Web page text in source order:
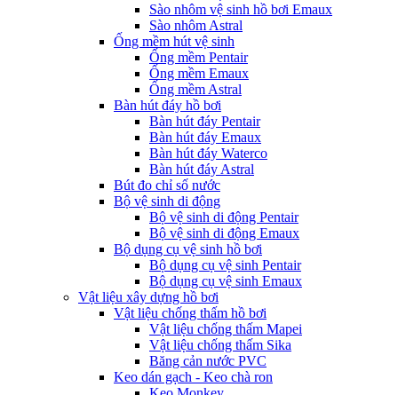
Sào nhôm vệ sinh hồ bơi Emaux
Sào nhôm Astral
Ống mềm hút vệ sinh
Ống mềm Pentair
Ống mềm Emaux
Ống mềm Astral
Bàn hút đáy hồ bơi
Bàn hút đáy Pentair
Bàn hút đáy Emaux
Bàn hút đáy Waterco
Bàn hút đáy Astral
Bút đo chỉ số nước
Bộ vệ sinh di động
Bộ vệ sinh di động Pentair
Bộ vệ sinh di động Emaux
Bộ dụng cụ vệ sinh hồ bơi
Bộ dụng cụ vệ sinh Pentair
Bộ dụng cụ vệ sinh Emaux
Vật liệu xây dựng hồ bơi
Vật liệu chống thấm hồ bơi
Vật liệu chống thấm Mapei
Vật liệu chống thấm Sika
Băng cản nước PVC
Keo dán gạch - Keo chà ron